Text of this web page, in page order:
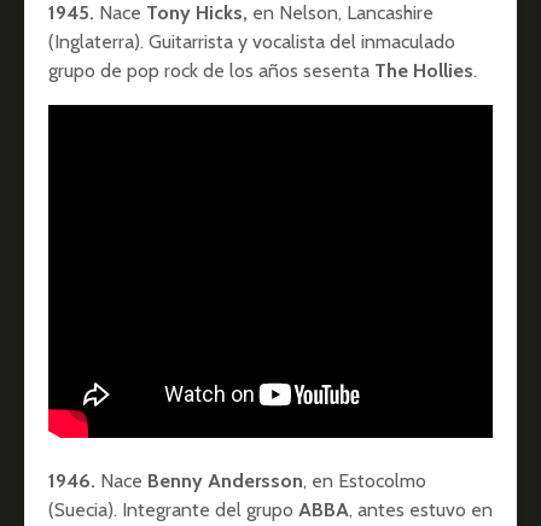
1945. Nace Tony Hicks, en Nelson, Lancashire
(Inglaterra). Guitarrista y vocalista del inmaculado
grupo de pop rock de los años sesenta The Hollies.
1946. Nace Benny Andersson, en Estocolmo
(Suecia). Integrante del grupo ABBA, antes estuvo en